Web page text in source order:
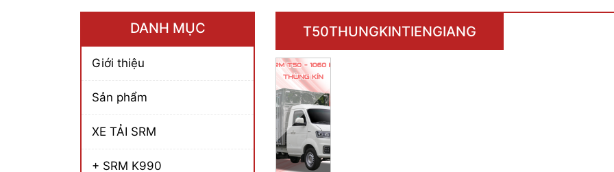
DANH MỤC
Giới thiệu
Sản phẩm
XE TẢI SRM
+ SRM K990
T50THUNGKINTIENGIANG